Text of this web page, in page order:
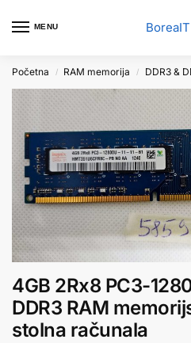
MENU
Početna / RAM memorija / DDR3 &
4GB 2Rx8 PC3-
DDR3 RAM
stolna računala